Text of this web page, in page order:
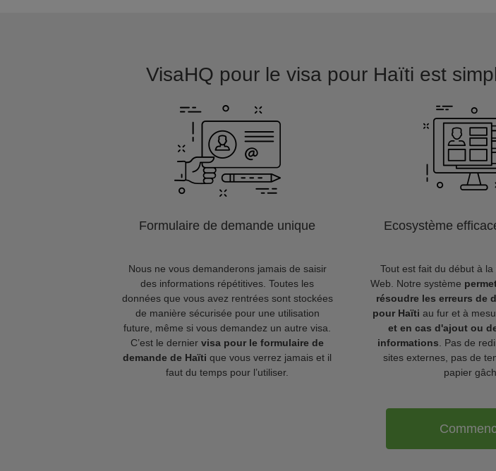
VisaHQ pour le visa pour Haïti est
Formulaire de demande unique
Nous ne vous demanderons jamais de saisir
des informations répétitives. Toutes les
données que vous avez rentrées sont stockées
de manière sécurisée pour une utilisation
future, même si vous demandez un autre visa.
C’est le dernier visa pour le formulaire de
demande de Haïti que vous verrez jamais et il
faut du temps pour l’utiliser.
Ecosystème
Tout est fait du début à
Web. Notre système
résoudre les erreurs de
pour Haïti au fur et à
et en cas d'ajout ou
informations . Pas de
sites externes, pas de
papier